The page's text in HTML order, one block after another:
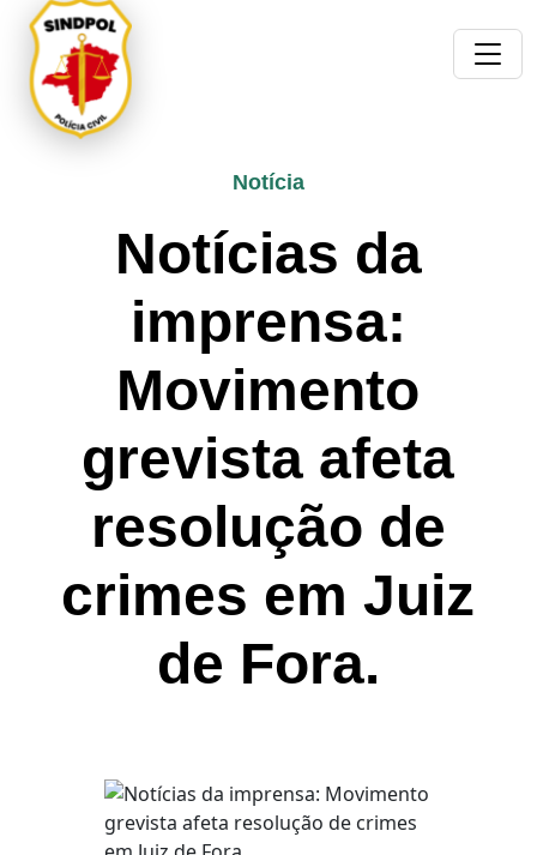
Notícia
Notícias da
imprensa:
Movimento
grevista afeta
resolução de
crimes em Juiz
de Fora.